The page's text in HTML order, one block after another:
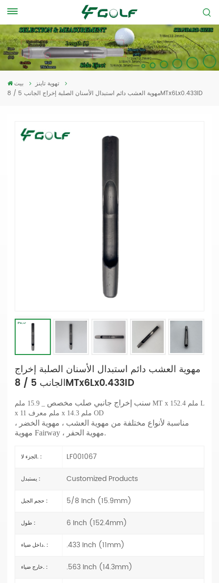
بيت
تهوية تاينز
مهوية العشب دائم استبدال الأسنان الصلبة إخراج الجانب 5 / 8MTx6Lx0.433ID
مهوية العشب دائم استبدال الأسنان الصلبة إخراج
الجانب 5 / 8MTx6Lx0.433ID
سنب إخراج جانبي صلب مخصص
_ 15.9 ملم MT x 152.4 ملم L
x
11 ملم معرف x 14.3 ملم OD
مناسبة لأنواع مختلفة من مهوية العشب ، مهوية الخضر ،
مهوية Fairway ، مهوية الحفر.
الجزء لا. : LF001067
يستبدل : Customized Products
حجم الجبل : 5/8 Inch (15.9mm)
طول : 6 Inch (152.4mm)
داخل ضياء. : .433 Inch (11mm)
خارج ضياء. : .563 Inch (14.3mm)